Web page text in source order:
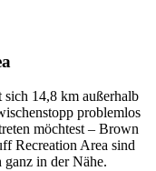
14,8 km außerhalb
problemlos
möchtest – Brown
Recreation Area sind
ganz in der Nähe.